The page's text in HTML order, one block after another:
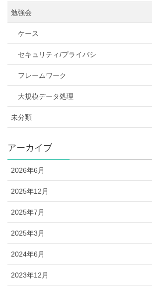
勉強会
ケース
セキュリティ/プライバシ
フレームワーク
大規模データ処理
未分類
アーカイブ
2026年6月
2025年12月
2025年7月
2025年3月
2024年6月
2023年12月